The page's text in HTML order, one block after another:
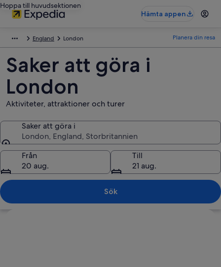
Hoppa till huvudsektionen
Hämta appen
England London Planera din resa
Saker att göra i
London
Aktiviteter, attraktioner och turer
Saker att göra i
London, England, Storbritannien
Saker att göra i
Från
20 aug.
Till
21 aug.
Sök